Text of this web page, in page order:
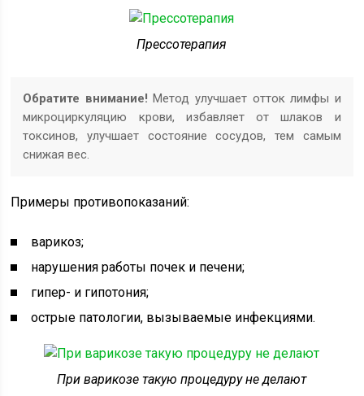
Прессотерапия
Обратите внимание! Метод улучшает отток лимфы и
микроциркуляцию крови, избавляет от шлаков и
токсинов, улучшает состояние сосудов, тем самым
снижая вес.
Примеры противопоказаний:
варикоз;
нарушения работы почек и печени;
гипер- и гипотония;
острые патологии, вызываемые инфекциями.
При варикозе такую процедуру не делают